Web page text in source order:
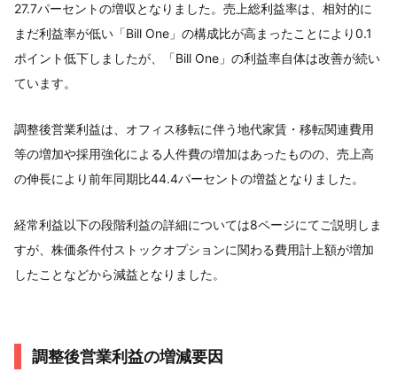
27.7パーセントの増収となりました。売上総利益率は、相対的に
まだ利益率が低い「Bill One」の構成比が高まったことにより0.1
ポイント低下しましたが、「Bill One」の利益率自体は改善が続い
ています。
調整後営業利益は、オフィス移転に伴う地代家賃・移転関連費用
等の増加や採用強化による人件費の増加はあったものの、売上高
の伸長により前年同期比44.4パーセントの増益となりました。
経常利益以下の段階利益の詳細については8ページにてご説明しま
すが、株価条件付ストックオプションに関わる費用計上額が増加
したことなどから減益となりました。
調整後営業利益の増減要因